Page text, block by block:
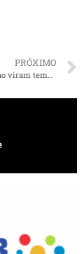
PRÓXIMO